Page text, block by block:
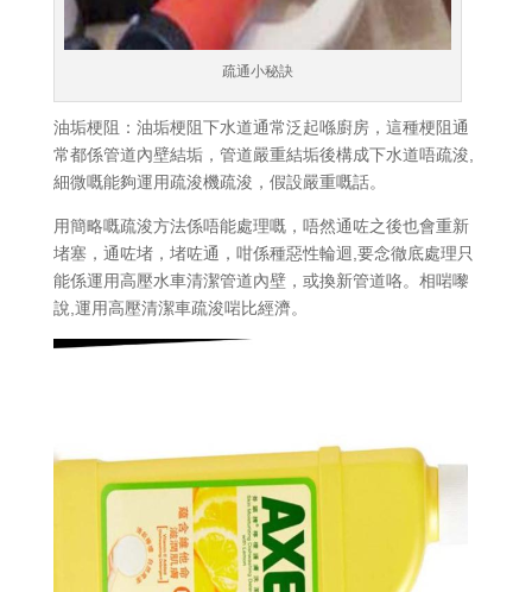
疏通小秘訣
油垢梗阻：油垢梗阻下水道通常泛起喺廚房，這種梗阻通
常都係管道內壁結垢，管道嚴重結垢後構成下水道唔疏浚,
細微嘅能夠運用疏浚機疏浚，假設嚴重嘅話。
用簡略嘅疏浚方法係唔能處理嘅，唔然通咗之後也會重新
堵塞，通咗堵，堵咗通，咁係種惡性輪迴,要念徹底處理只
能係運用高壓水車清潔管道內壁，或換新管道咯。相啱嚟
說,運用高壓清潔車疏浚啱比經濟。